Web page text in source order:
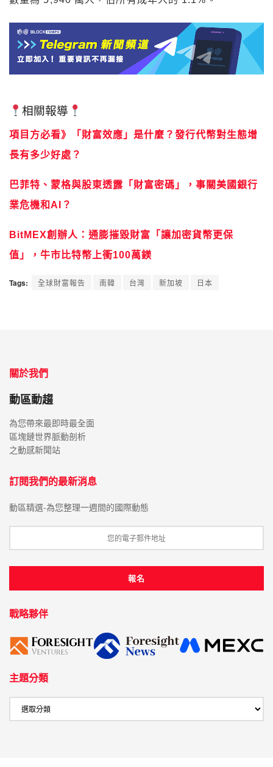
相關報導
項目方必看》「財富效應」是什麼？發行代幣對生態增
長有多少好處？
巴菲特、蒙格與股東透露「財富密碼」，事關美國銀行
業危機和AI？
BitMEX創辦人：通膨摧毀財富「讓加密貨幣更保
值」，牛市比特幣上衝100萬鎂
Tags: 全球財富報告 南韓 台灣 新加坡 日本
關於我們
動區動趨
為您帶來最即時最全面
區塊鏈世界脈動剖析
之動感新聞站
訂閱我們的最新消息
動區精選-為您整理一週間的國際動態
戰略夥伴
主題分類